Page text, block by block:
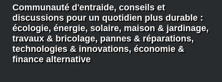
Communauté d'entraide, conseils et
discussions pour un quotidien plus durable :
écologie, énergie, solaire, maison & jardinage,
travaux & bricolage, pannes & réparations,
technologies & innovations, économie &
finance alternative